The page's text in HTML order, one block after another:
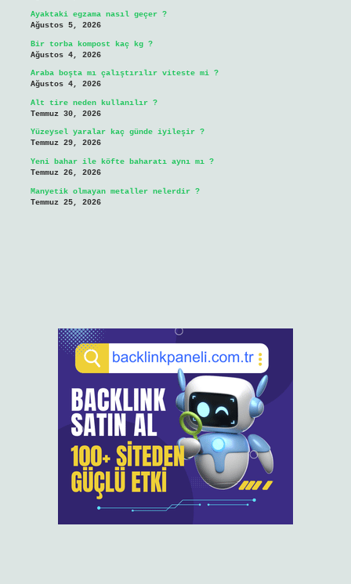
Ayaktaki egzama nasıl geçer ?
Ağustos 5, 2026
Bir torba kompost kaç kg ?
Ağustos 4, 2026
Araba boşta mı çalıştırılır viteste mi ?
Ağustos 4, 2026
Alt tire neden kullanılır ?
Temmuz 30, 2026
Yüzeysel yaralar kaç günde iyileşir ?
Temmuz 29, 2026
Yeni bahar ile köfte baharatı aynı mı ?
Temmuz 26, 2026
Manyetik olmayan metaller nelerdir ?
Temmuz 25, 2026